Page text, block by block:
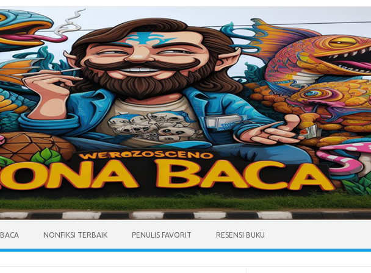
NONFIKSI TERBAIK PENULIS FAVORIT RESENSI BUKU